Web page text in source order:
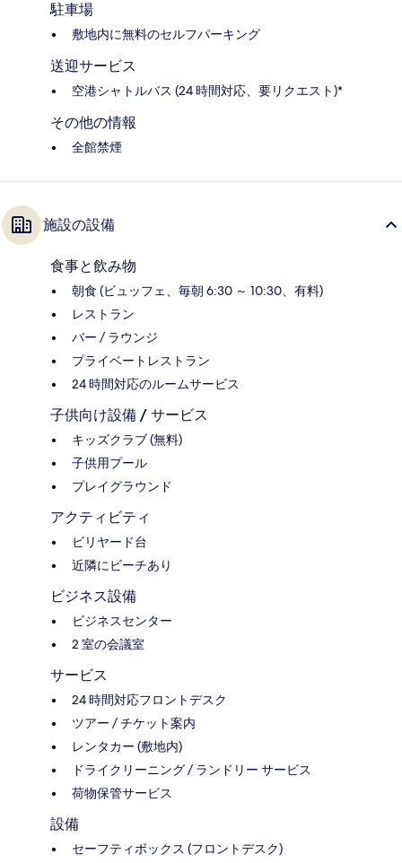
駐車場
敷地内に無料のセルフパーキング
送迎サービス
空港シャトルバス (24 時間対応、要リクエスト)*
その他の情報
全館禁煙
施設の設備
食事と飲み物
朝食 (ビュッフェ、毎朝 6:30 ～ 10:30、有料)
レストラン
バー / ラウンジ
プライベートレストラン
24 時間対応のルームサービス
子供向け設備 / サービス
キッズクラブ (無料)
子供用プール
プレイグラウンド
アクティビティ
ビリヤード台
近隣にビーチあり
ビジネス設備
ビジネスセンター
2 室の会議室
サービス
24 時間対応フロントデスク
ツアー / チケット案内
レンタカー (敷地内)
ドライクリーニング / ランドリー サービス
荷物保管サービス
設備
セーフティボックス (フロントデスク)